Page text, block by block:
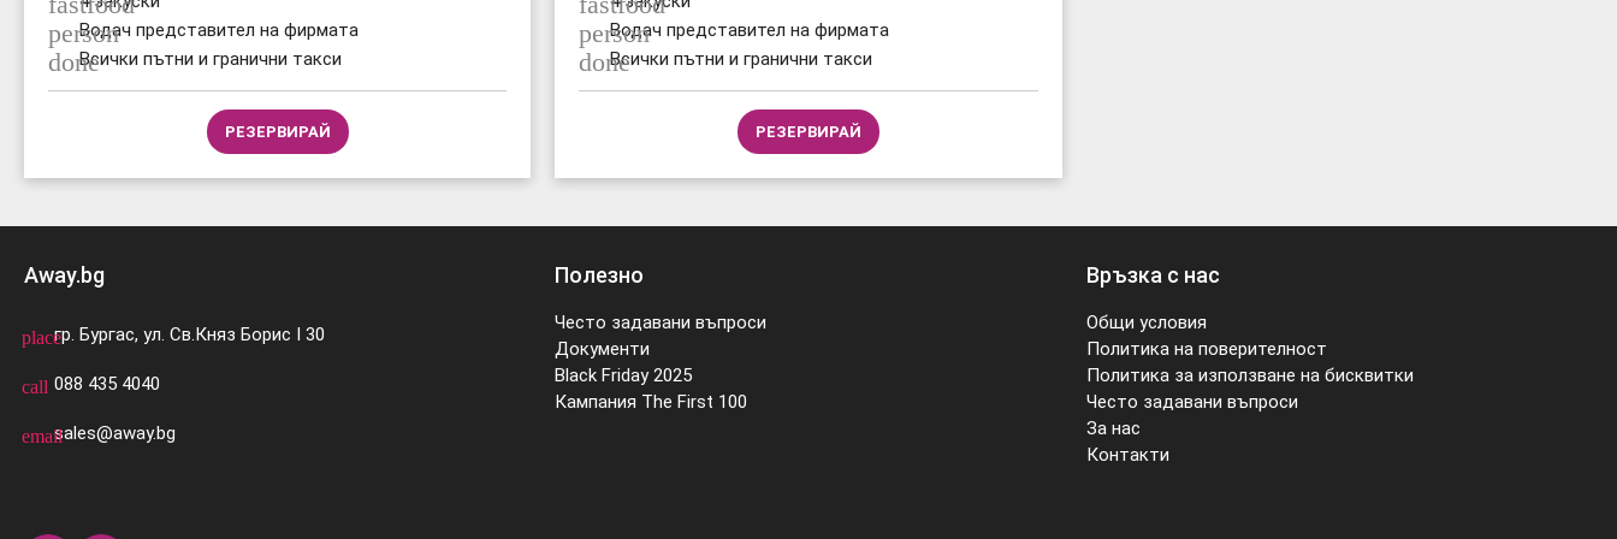
person
Водач представител на фирмата
doneВсички пътни и гранични такси
РЕЗЕРВИРАЙ
person
Водач представител на фирмата
doneВсички пътни и гранични такси
РЕЗЕРВИРАЙ
Away.bg
placeгр. Бургас, ул. Св.Княз Борис I 30
call 088 435 4040
emailsales@away.bg
Полезно
Често задавани въпроси
Документи
Black Friday 2025
Кампания The First 100
Връзка с нас
Общи условия
Политика на поверителност
Политика за използване на бисквитки
Често задавани въпроси
За нас
Контакти